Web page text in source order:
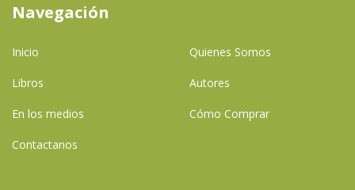
Navegación
Inicio Quienes Somos
Libros Autores
En los medios Cómo Comprar
Contactanos